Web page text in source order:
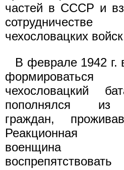
частей в СССР и
чехословацких
В феврале 1942 г.
чехословацкий
пополнялся из
граждан,
Реакционная
военщина